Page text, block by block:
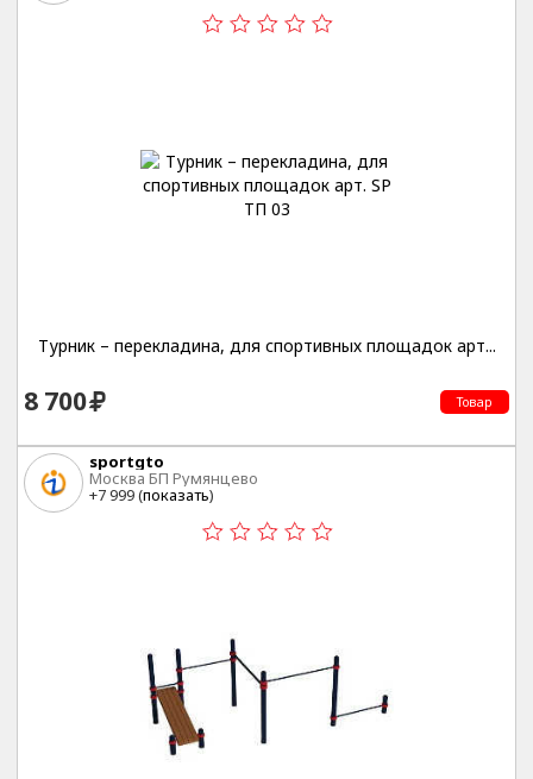
Турник – перекладина, для спортивных площадок арт...
8 700 Товар
sportgto
Москва БП Румянцево
+7 999 (показать)